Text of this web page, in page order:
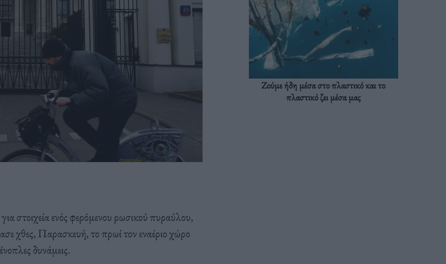
στοιχεία ενός φερόμενου ρωσικού πυραύλου,
χθες, Παρασκευή, το πρωί τον εναέριο χώρο
δυνάμεις.
Ζούμε ήδη μέσα στο πλαστικό και το
πλαστικό ζει μέσα μας